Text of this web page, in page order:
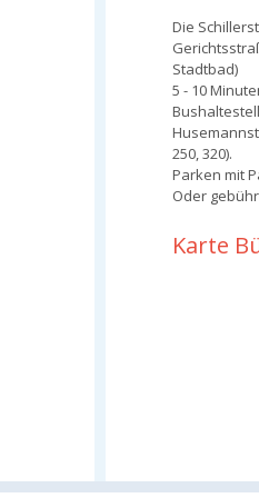
Die
Stadtbad)
5 - 10
250, 320).
Parken mit
Oder
Karte